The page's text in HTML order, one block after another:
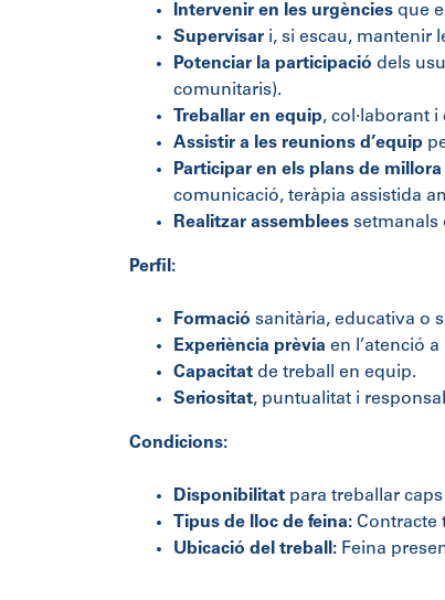
Intervenir en les urgències que
Supervisar i, si escau, mantenir
Potenciar la participació dels
comunitaris).
Treballar en equip, col·laborant
Assistir a les reunions d’equip
Participar en els plans de millora
comunicació, teràpia assistida
Realitzar assemblees setmanals
Perfil:
Formació sanitària, educativa o
Experiència prèvia en l’atenció
Capacitat de treball en equip.
Seriositat, puntualitat i
Condicions:
Disponibilitat para treballar
Tipus de lloc de feina: Contracte
Ubicació del treball: Feina